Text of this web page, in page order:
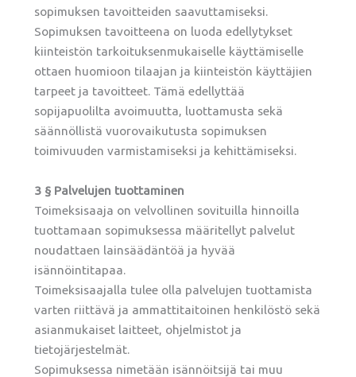
sopimuksen tavoitteiden saavuttamiseksi.
Sopimuksen tavoitteena on luoda edellytykset
kiinteistön tarkoituksenmukaiselle käyttämiselle
ottaen huomioon tilaajan ja kiinteistön käyttäjien
tarpeet ja tavoitteet. Tämä edellyttää
sopijapuolilta avoimuutta, luottamusta sekä
säännöllistä vuorovaikutusta sopimuksen
toimivuuden varmistamiseksi ja kehittämiseksi.
3 § Palvelujen tuottaminen
Toimeksisaaja on velvollinen sovituilla hinnoilla
tuottamaan sopimuksessa määritellyt palvelut
noudattaen lainsäädäntöä ja hyvää
isännöintitapaa.
Toimeksisaajalla tulee olla palvelujen tuottamista
varten riittävä ja ammattitaitoinen henkilöstö sekä
asianmukaiset laitteet, ohjelmistot ja
tietojärjestelmät.
Sopimuksessa nimetään isännöitsijä tai muu